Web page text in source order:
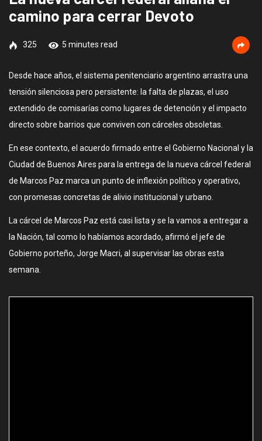
camino para cerrar Devoto
325 5 minutes read
Desde hace años, el sistema penitenciario argentino arrastra una
tensión silenciosa pero persistente: la falta de plazas, el uso
extendido de comisarías como lugares de detención y el impacto
directo sobre barrios que conviven con cárceles obsoletas.
En ese contexto, el acuerdo firmado entre el Gobierno Nacional y la
Ciudad de Buenos Aires para la entrega de la nueva cárcel federal
de Marcos Paz marca un punto de inflexión político y operativo,
con promesas concretas de alivio institucional y urbano.
La cárcel de Marcos Paz está casi lista y se la vamos a entregar a
la Nación, tal como lo habíamos acordado, afirmó el jefe de
Gobierno porteño, Jorge Macri, al supervisar las obras esta
semana.